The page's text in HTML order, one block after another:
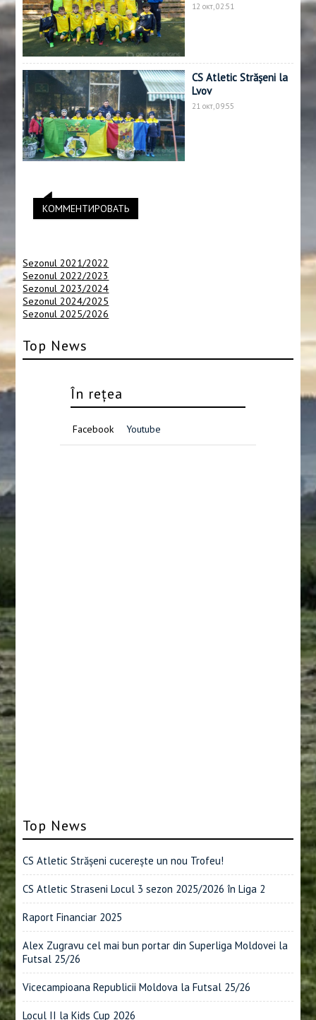
12 окт, 02:51
CS Atletic Strășeni la
Lvov
21 окт, 09:55
КОММЕНТИРОВАТЬ
Sezonul 2021/2022
Sezonul 2022/2023
Sezonul 2023/2024
Sezonul 2024/2025
Sezonul 2025/2026
Top News
În rețea
Facebook Youtube
Top News
CS Atletic Strășeni cucerește un nou Trofeu!
CS Atletic Straseni Locul 3 sezon 2025/2026 în Liga 2
Raport Financiar 2025
Alex Zugravu cel mai bun portar din Superliga Moldovei la
Futsal 25/26
Vicecampioana Republicii Moldova la Futsal 25/26
Locul II la Kids Cup 2026